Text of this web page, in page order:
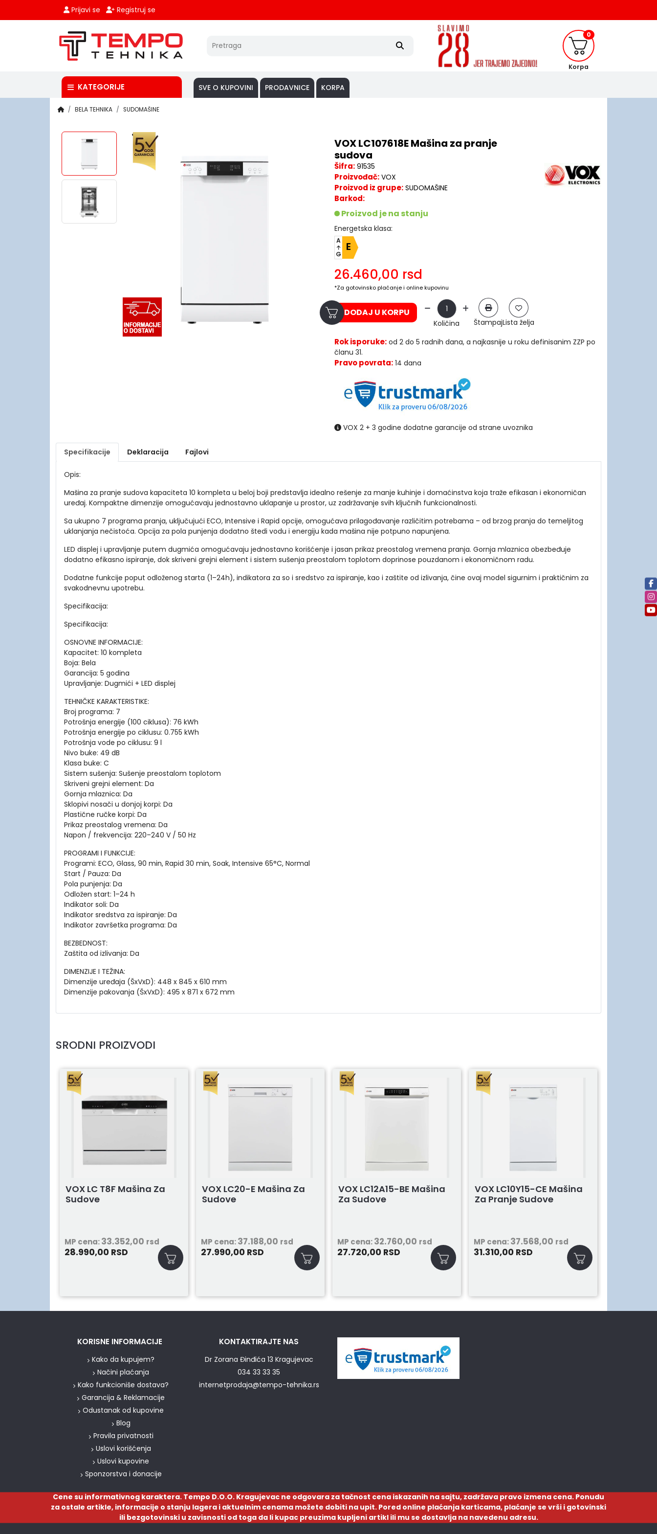
Prijavi se Registruj se
0
Korpa
KATEGORIJE SVE O KUPOVINI PRODAVNICE KORPA
BELA TEHNIKA SUDOMAŠINE
VOX LC107618E Mašina za pranje
sudova
Šifra: 91535
Proizvođač: VOX
Proizvod iz grupe: SUDOMAŠINE
Barkod:
Proizvod je na stanju
Energetska klasa:
A
G
E
26.460,00 rsd
*Za gotovinsko plaćanje i online kupovinu
DODAJ U KORPU
Količina ŠtampajLista želja
Rok isporuke: od 2 do 5 radnih dana, a najkasnije u roku definisanim ZZP po
članu 31.
Pravo povrata: 14 dana
VOX 2 + 3 godine dodatne garancije od strane uvoznika
Specifikacije Deklaracija Fajlovi
Opis:
Mašina za pranje sudova kapaciteta 10 kompleta u beloj boji predstavlja idealno rešenje za manje kuhinje i domaćinstva koja traže efikasan i ekonomičan
uređaj. Kompaktne dimenzije omogućavaju jednostavno uklapanje u prostor, uz zadržavanje svih ključnih funkcionalnosti.
Sa ukupno 7 programa pranja, uključujući ECO, Intensive i Rapid opcije, omogućava prilagođavanje različitim potrebama – od brzog pranja do temeljitog
uklanjanja nečistoća. Opcija za pola punjenja dodatno štedi vodu i energiju kada mašina nije potpuno napunjena.
LED displej i upravljanje putem dugmića omogućavaju jednostavno korišćenje i jasan prikaz preostalog vremena pranja. Gornja mlaznica obezbeđuje
dodatno efikasno ispiranje, dok skriveni grejni element i sistem sušenja preostalom toplotom doprinose pouzdanom i ekonomičnom radu.
Dodatne funkcije poput odloženog starta (1–24h), indikatora za so i sredstvo za ispiranje, kao i zaštite od izlivanja, čine ovaj model sigurnim i praktičnim za
svakodnevnu upotrebu.
Specifikacija:
Specifikacija:
OSNOVNE INFORMACIJE:
Kapacitet: 10 kompleta
Boja: Bela
Garancija: 5 godina
Upravljanje: Dugmići + LED displej
TEHNIČKE KARAKTERISTIKE:
Broj programa: 7
Potrošnja energije (100 ciklusa): 76 kWh
Potrošnja energije po ciklusu: 0.755 kWh
Potrošnja vode po ciklusu: 9 l
Nivo buke: 49 dB
Klasa buke: C
Sistem sušenja: Sušenje preostalom toplotom
Skriveni grejni element: Da
Gornja mlaznica: Da
Sklopivi nosači u donjoj korpi: Da
Plastične ručke korpi: Da
Prikaz preostalog vremena: Da
Napon / frekvencija: 220–240 V / 50 Hz
PROGRAMI I FUNKCIJE:
Programi: ECO, Glass, 90 min, Rapid 30 min, Soak, Intensive 65°C, Normal
Start / Pauza: Da
Pola punjenja: Da
Odložen start: 1–24 h
Indikator soli: Da
Indikator sredstva za ispiranje: Da
Indikator završetka programa: Da
BEZBEDNOST:
Zaštita od izlivanja: Da
DIMENZIJE I TEŽINA:
Dimenzije uređaja (ŠxVxD): 448 x 845 x 610 mm
Dimenzije pakovanja (ŠxVxD): 495 x 871 x 672 mm
SRODNI PROIZVODI
VOX LC T8F Mašina Za
Sudove
MP cena:33.352,00 rsd
28.990,00 RSD
VOX LC20-E Mašina Za
Sudove
MP cena:37.188,00 rsd
27.990,00 RSD
VOX LC12A15-BE Mašina
Za Sudove
MP cena:32.760,00 rsd
27.720,00 RSD
VOX LC10Y15-CE Mašina
Za Pranje Sudove
MP cena:37.568,00 rsd
31.310,00 RSD
KORISNE INFORMACIJE
Kako da kupujem?
Načini plaćanja
Kako funkcioniše dostava?
Garancija & Reklamacije
Odustanak od kupovine
Blog
Pravila privatnosti
Uslovi korišćenja
Uslovi kupovine
Sponzorstva i donacije
KONTAKTIRAJTE NAS
Dr Zorana Đinđića 13 Kragujevac
034 33 33 35
internetprodaja@tempo-tehnika.rs
Cene su informativnog karaktera. Tempo D.O.O. Kragujevac ne odgovara za tačnost cena iskazanih na sajtu, zadržava pravo izmena cena. Ponudu
za ostale artikle, informacije o stanju lagera i aktuelnim cenama možete dobiti na upit. Pored online plaćanja karticama, plaćanje se vrši i gotovinski
ili bezgotovinski u zavisnosti od toga da li kupac preuzima kupljeni artikl ili mu se dostavlja na navedenu adresu.